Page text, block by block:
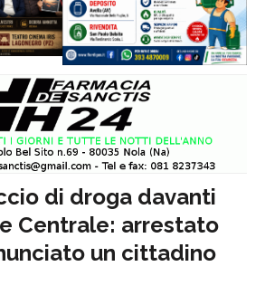
di droga davanti
Centrale: arrestato
un cittadino